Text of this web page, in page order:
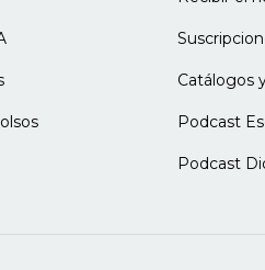
las experiencias del
El docente, arquitecto y
ser anfitrión
y el territorio
Catálogos
Podcast
Podcast